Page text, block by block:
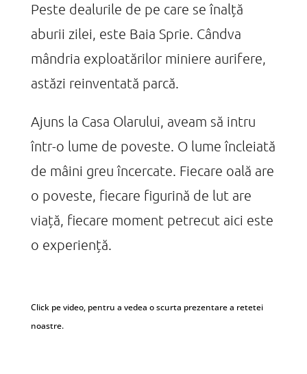
Peste dealurile de pe care se înalță
aburii zilei, este Baia Sprie. Cândva
mândria exploatărilor miniere aurifere,
astăzi reinventată parcă.
Ajuns la Casa Olarului, aveam să intru
într-o lume de poveste. O lume încleiată
de mâini greu încercate. Fiecare oală are
o poveste, fiecare figurină de lut are
viață, fiecare moment petrecut aici este
o experiență.
Click pe video, pentru a vedea o scurta prezentare a retetei
noastre.